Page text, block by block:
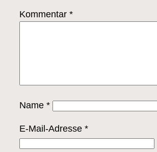
Kommentar *
Name *
E-Mail-Adresse *